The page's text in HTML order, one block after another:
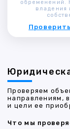
обременений.
владения
Проверяем
направлениям,
и цели ее
Что мы